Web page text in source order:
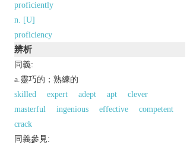
proficiently
n. [U]
proficiency
辨析
同義:
a.靈巧的；熟練的
skilled
expert adept apt
clever
masterful
ingenious effective
competent
crack
同義參見: